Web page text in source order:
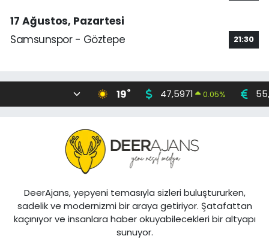
17 Ağustos, Pazartesi
Samsunspor - Göztepe
21:30
19° 47,5971 0.05%
DeerAjans, yepyeni temasıyla sizleri buluştururken,
sadelik ve modernizmi bir araya getiriyor. Şatafattan
kaçınıyor ve insanlara haber okuyabilecekleri bir altyapı
sunuyor.